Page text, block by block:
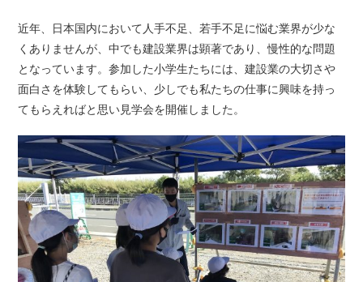
近年、日本国内において人手不足、若手不足に悩む業界が少な
くありませんが、中でも建設業界は顕著であり、慢性的な問題
となっています。参加した小学生たちには、建設業の大切さや
面白さを体験してもらい、少しでも私たちの仕事に興味を持っ
てもらえればと思い見学会を開催しました。